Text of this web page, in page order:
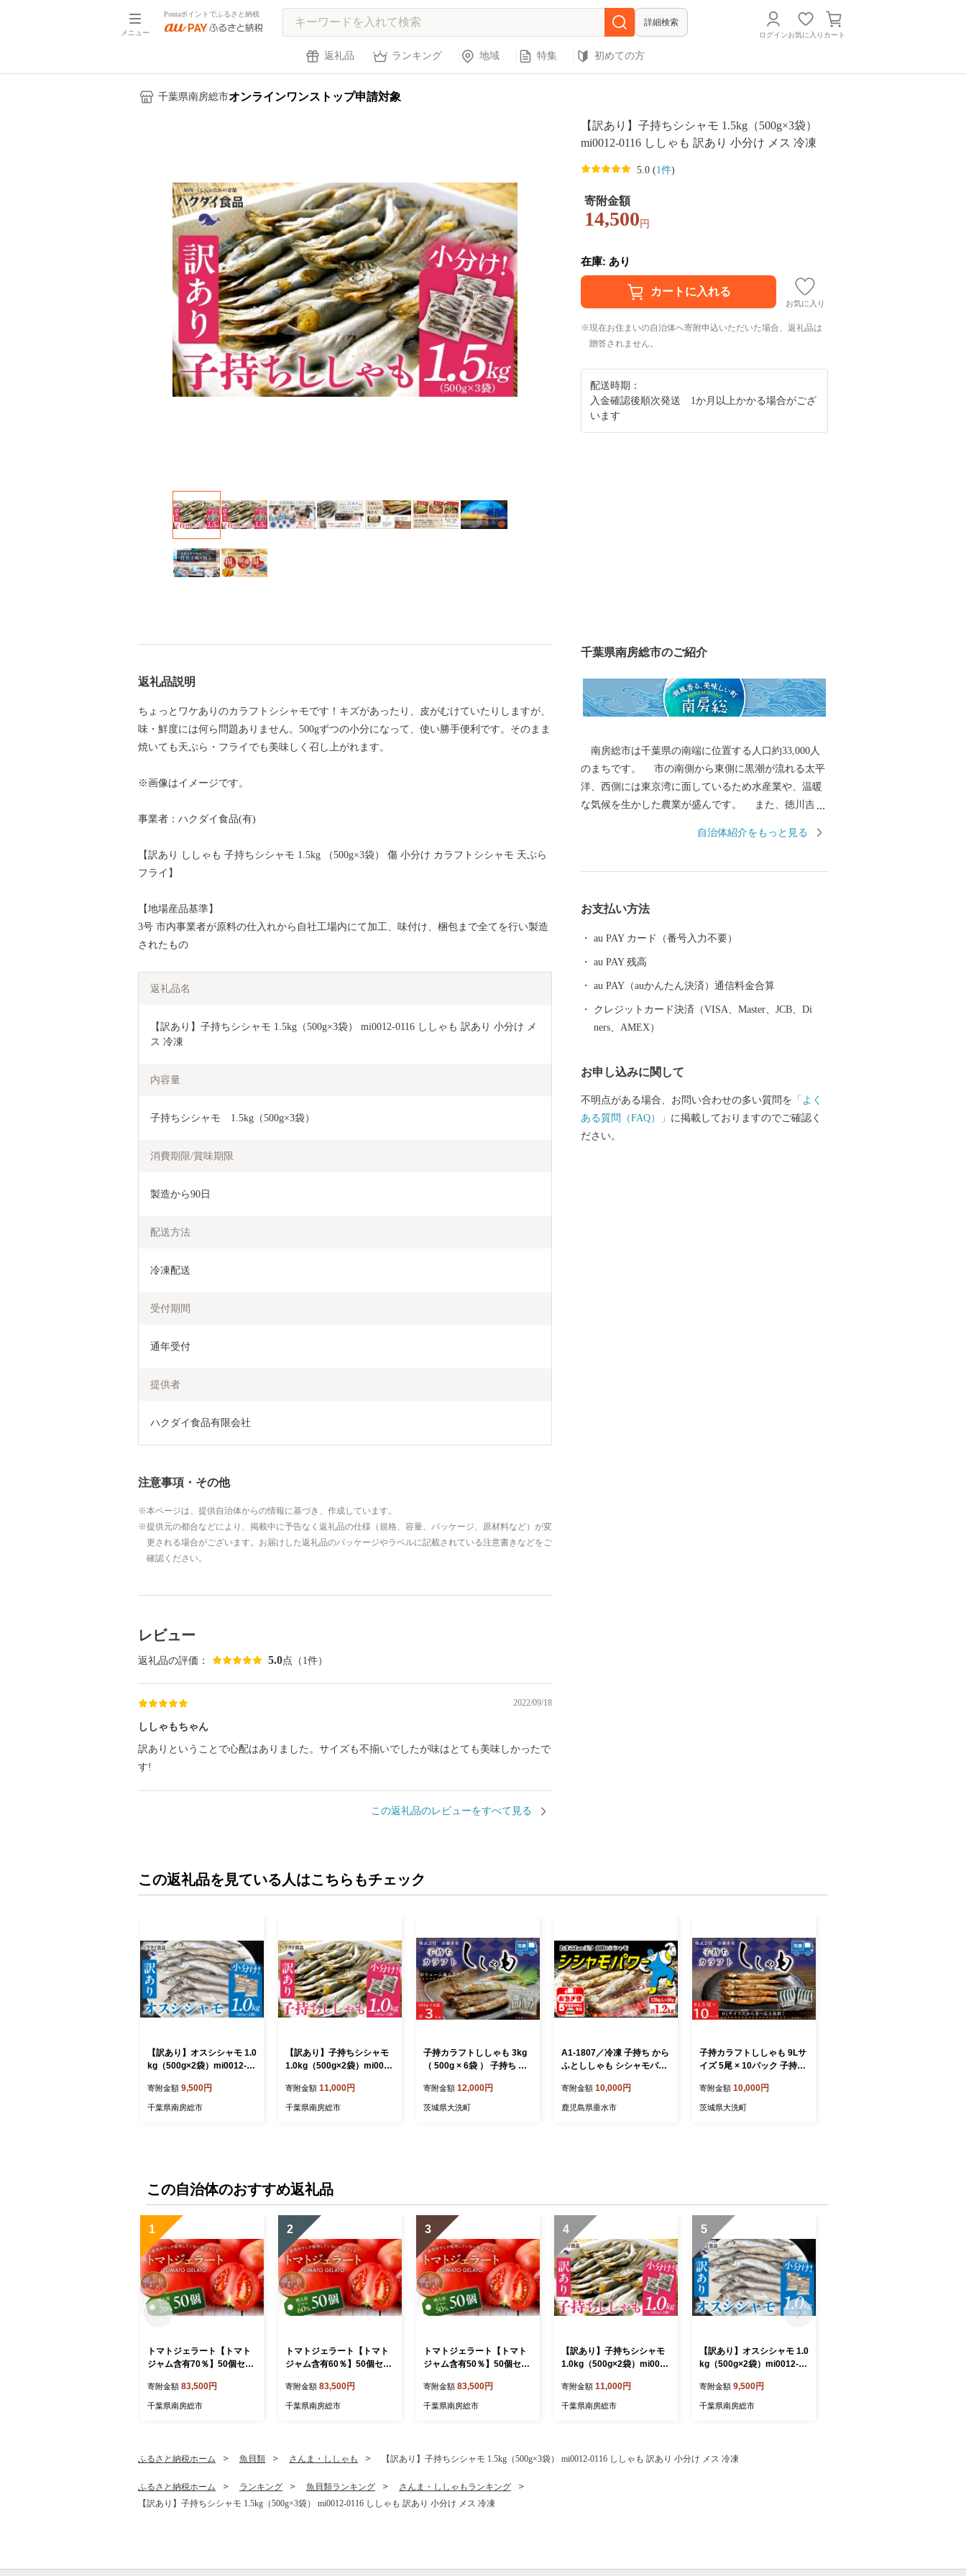
メニュー
Pontaポイントでふるさと納税
詳細検索
ログインお気に入り カート
返礼品 ランキング 地域 特集 初めての方
千葉県南房総市オンラインワンストップ申請対象
【訳あり】子持ちシシャモ 1.5kg（500g×3袋）
mi0012-0116 ししゃも 訳あり 小分け メス 冷凍
5.0 (1件)
寄附金額
14,500 円
在庫: あり
お気に入り
現在お住まいの自治体へ寄附申込いただいた場合、返礼品は
贈答されません。
配送時期：
入金確認後順次発送 1か月以上かかる場合がござ
います
返礼品説明
ちょっとワケありのカラフトシシャモです！キズがあったり、皮がむけていたりしますが、
味・鮮度には何ら問題ありません。500gずつの小分になって、使い勝手便利です。そのまま
焼いても天ぷら・フライでも美味しく召し上がれます。
※画像はイメージです。
事業者：ハクダイ食品(有)
【訳あり ししゃも 子持ちシシャモ 1.5kg （500g×3袋） 傷 小分け カラフトシシャモ 天ぷら
フライ】
【地場産品基準】
3号 市内事業者が原料の仕入れから自社工場内にて加工、味付け、梱包まで全てを行い製造
されたもの
返礼品名
【訳あり】子持ちシシャモ 1.5kg（500g×3袋） mi0012-0116 ししゃも 訳あり 小分け メ
ス 冷凍
内容量
子持ちシシャモ　1.5kg（500g×3袋）
消費期限/賞味期限
製造から90日
配送方法
冷凍配送
受付期間
通年受付
提供者
ハクダイ食品有限会社
注意事項・その他
本ページは、提供自治体からの情報に基づき、作成しています。
提供元の都合などにより、掲載中に予告なく返礼品の仕様（規格、容量、パッケージ、原材料など）が変
更される場合がございます。お届けした返礼品のパッケージやラベルに記載されている注意書きなどをご
確認ください。
千葉県南房総市のご紹介
南房総市は千葉県の南端に位置する人口約33,000人
のまちです。 市の南側から東側に黒潮が流れる太平
洋、西側には東京湾に面しているため水産業や、温暖
な気候を生かした農業が盛んです。 また、徳川吉宗
もトップクラスの水揚量を誇る伊勢えびやさざえ、あ
じですので鮮度抜群の商品をお送りできます。 豊富な
海産物を活かした干物をはじめ加工品や、明治42年以
杷などもあります。 皆様からいただいたご寄附は、
子ども医療費助成や、自然環境を保護する事業などに
自治体紹介をもっと見る
お支払い方法
au PAY カード（番号入力不要）
au PAY 残高
au PAY（auかんたん決済）通信料金合算
クレジットカード決済（VISA、Master、JCB、Di
ners、AMEX）
お申し込みに関して
不明点がある場合、お問い合わせの多い質問を 「よく
ある質問（FAQ）」 に掲載しておりますのでご確認く
ださい。
レビュー
返礼品の評価： 5.0点（1件）
2022/09/18
ししゃもちゃん
訳ありということで心配はありました。サイズも不揃いでしたが味はとても美味しかったで
す!
この返礼品のレビューをすべて見る
この返礼品を見ている人はこちらもチェック
【訳あり】オスシシャモ 1.0
kg（500g×2袋）mi0012-01
フトししゃも 魚介 海産物】
寄附金額 9,500円
千葉県南房総市
【訳あり】子持ちシシャモ
1.0kg（500g×2袋）mi0012
シシャモ 天ぷら フライ 焼
魚 おかず 惣菜 】
寄附金額 11,000円
千葉県南房総市
子持カラフトししゃも 3kg
（ 500g × 6袋 ） 子持ち カ
洗 魚 魚介
寄附金額 12,000円
茨城県大洗町
A1-1807／冷凍 子持ち から
ふとししゃも シシャモパワ
ク）
寄附金額 10,000円
鹿児島県垂水市
子持カラフトししゃも 9Lサ
イズ 5尾 × 10パック 子持ち
大洗
寄附金額 10,000円
茨城県大洗町
この自治体のおすすめ返礼品
1
トマトジェラート【トマト
ジャム含有70％】50個セッ
ジェラート トマトジャム 含
有量 須藤牧場生乳 直売所
寄附金額 83,500円
千葉県南房総市
2
トマトジェラート【トマト
ジャム含有60％】50個セッ
ジェラート トマトジャム 含
有量 須藤牧場生乳 直売所
寄附金額 83,500円
千葉県南房総市
3
トマトジェラート【トマト
ジャム含有50％】50個セッ
ジェラート トマトジャム 含
有量 須藤牧場生乳 直売所
寄附金額 83,500円
千葉県南房総市
4
【訳あり】子持ちシシャモ
1.0kg（500g×2袋）mi0012
シシャモ 天ぷら フライ 焼
魚 おかず 惣菜 】
寄附金額 11,000円
千葉県南房総市
5
【訳あり】オスシシャモ 1.0
kg（500g×2袋）mi0012-01
フトししゃも 魚介 海産物】
寄附金額 9,500円
千葉県南房総市
ふるさと納税ホーム 魚貝類 さんま・ししゃも 【訳あり】子持ちシシャモ 1.5kg（500g×3袋） mi0012-0116 ししゃも 訳あり 小分け メス 冷凍
ふるさと納税ホーム ランキング 魚貝類ランキング
さんま・ししゃもランキング
【訳あり】子持ちシシャモ 1.5kg（500g×3袋） mi0012-0116 ししゃも 訳あり 小分け メス 冷凍